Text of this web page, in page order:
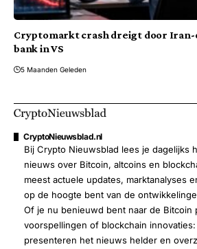
Cryptomarkt crash dreigt door
bank in VS
5 Maanden Geleden
CryptoNieuwsblad.nl
Bij Crypto Nieuwsblad lees je dagelijks
nieuws over Bitcoin, altcoins en
meest actuele updates, marktanalyses
op de hoogte bent van de
Of je nu benieuwd bent naar de Bitcoin
voorspellingen of blockchain
presenteren het nieuws helder en